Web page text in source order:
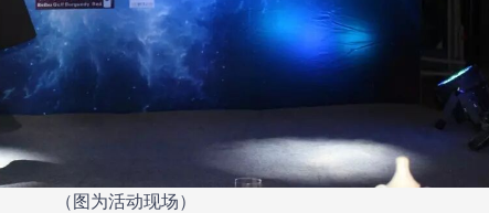
（图为活动现场）